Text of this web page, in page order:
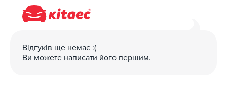
Відгуків ще немає :(
Ви можете написати його першим.